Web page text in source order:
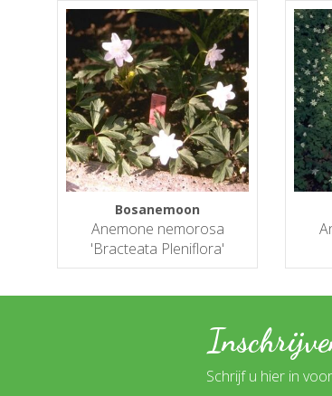
Bosanemoon
Anemone nemorosa
'Bracteata Pleniflora'
Schrijf u hier in